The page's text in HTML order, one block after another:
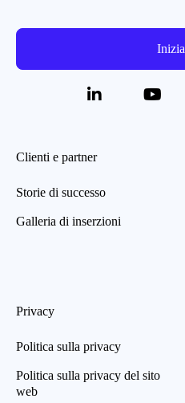
Inizia
Clienti e partner
Storie di successo
Galleria di inserzioni
Privacy
Politica sulla privacy
Politica sulla privacy del sito
web